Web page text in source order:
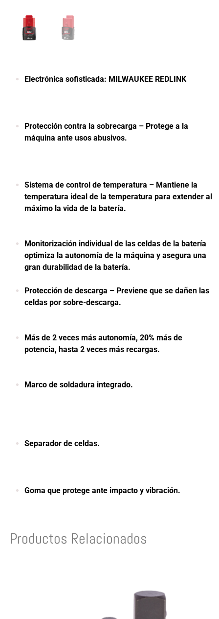
Electrónica sofisticada: MILWAUKEE REDLINK
Protección contra la sobrecarga – Protege a la
máquina ante usos abusivos.
Sistema de control de temperatura – Mantiene la
temperatura ideal de la temperatura para extender al
máximo la vida de la batería.
Monitorización individual de las celdas de la batería
optimiza la autonomía de la máquina y asegura una
gran durabilidad de la batería.
Protección de descarga – Previene que se dañen las
celdas por sobre-descarga.
Más de 2 veces más autonomía, 20% más de
potencia, hasta 2 veces más recargas.
Marco de soldadura integrado.
Separador de celdas.
Goma que protege ante impacto y vibración.
Productos Relacionados